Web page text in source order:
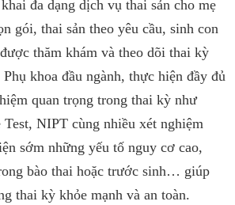
đa dạng dịch vụ thai sản cho mẹ
gói, thai sản theo yêu cầu, sinh con
thăm khám và theo dõi thai kỳ
khoa đầu ngành, thực hiện đầy đủ
quan trọng trong thai kỳ như
NIPT cùng nhiều xét nghiệm
sớm những yếu tố nguy cơ cao,
bào thai hoặc trước sinh… giúp
thai kỳ khỏe mạnh và an toàn.